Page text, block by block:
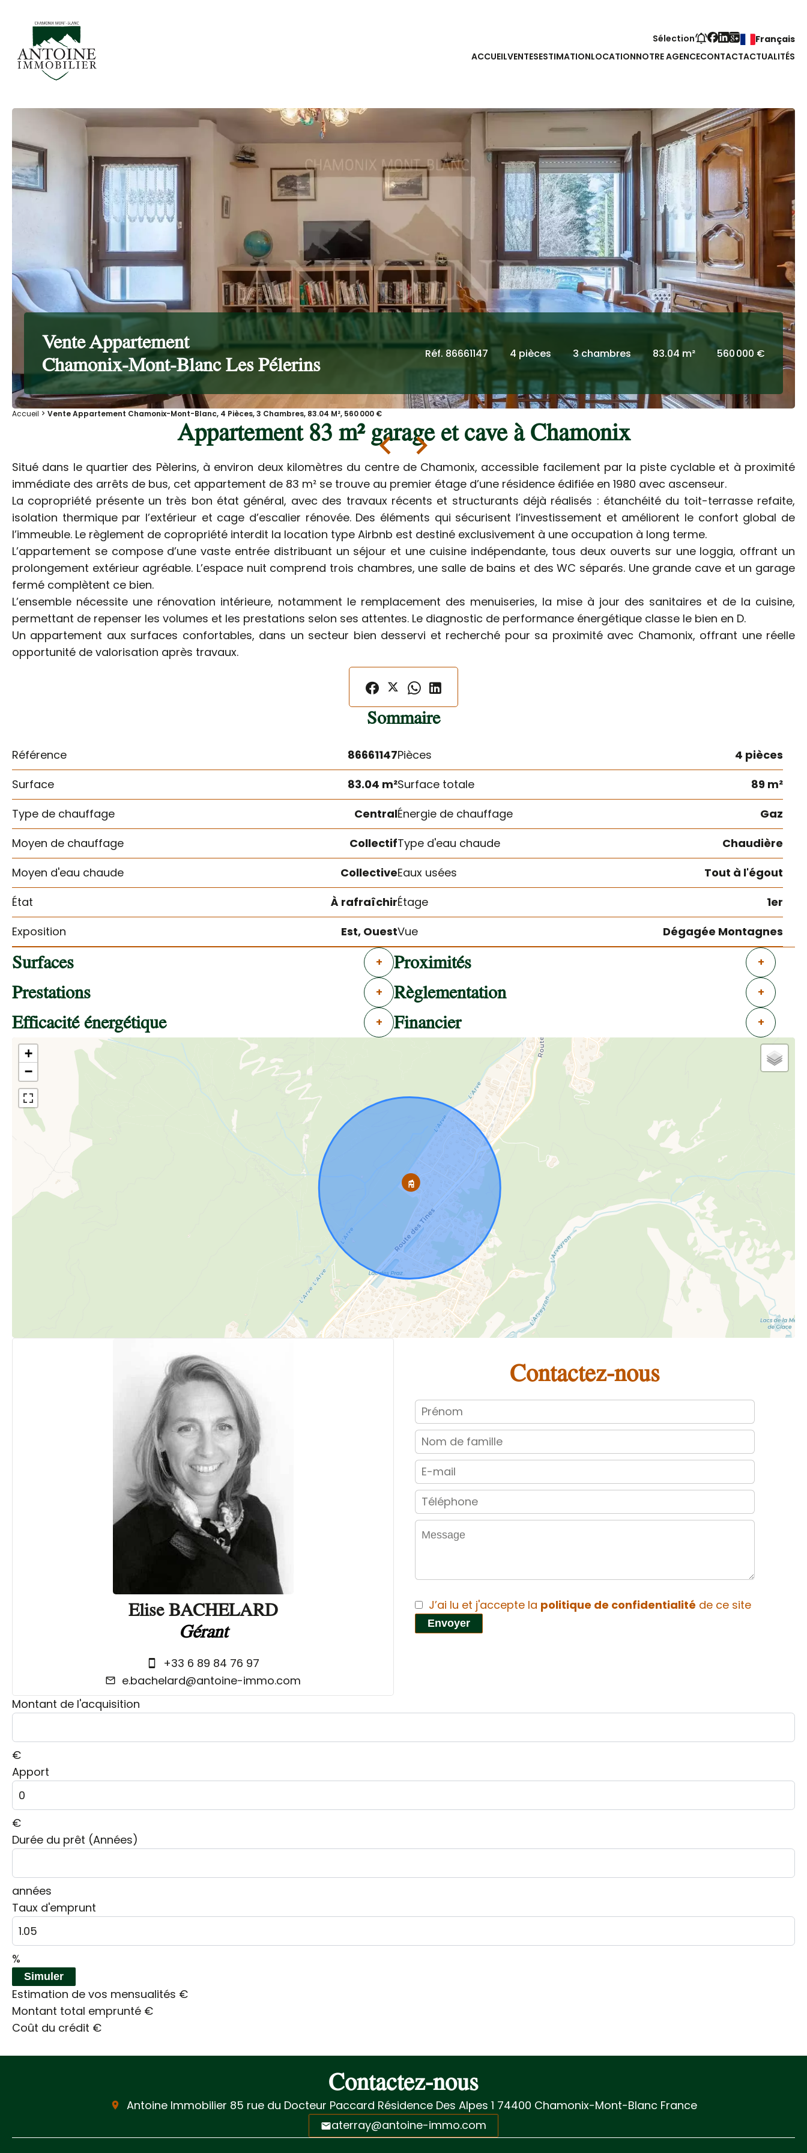
Sélection
Français
ACCUEILVENTESESTIMATIONLOCATIONNOTRE AGENCECONTACTACTUALITÉS
Vente Appartement
Chamonix-Mont-Blanc Les Pélerins
Réf. 86661147 4 pièces 3 chambres 83.04 m² 560 000 €
Accueil Vente Appartement Chamonix-Mont-Blanc, 4 Pièces, 3 Chambres, 83.04 M², 560 000 €
Appartement 83 m² garage et cave à Chamonix
Situé dans le quartier des Pèlerins, à environ deux kilomètres du centre de Chamonix, accessible facilement par la piste cyclable et à proximité
immédiate des arrêts de bus, cet appartement de 83 m² se trouve au premier étage d’une résidence édifiée en 1980 avec ascenseur.
La copropriété présente un très bon état général, avec des travaux récents et structurants déjà réalisés : étanchéité du toit-terrasse refaite,
isolation thermique par l’extérieur et cage d’escalier rénovée. Des éléments qui sécurisent l’investissement et améliorent le confort global de
l’immeuble. Le règlement de copropriété interdit la location type Airbnb est destiné exclusivement à une occupation à long terme.
L’appartement se compose d’une vaste entrée distribuant un séjour et une cuisine indépendante, tous deux ouverts sur une loggia, offrant un
prolongement extérieur agréable. L’espace nuit comprend trois chambres, une salle de bains et des WC séparés. Une grande cave et un garage
fermé complètent ce bien.
L’ensemble nécessite une rénovation intérieure, notamment le remplacement des menuiseries, la mise à jour des sanitaires et de la cuisine,
permettant de repenser les volumes et les prestations selon ses attentes. Le diagnostic de performance énergétique classe le bien en D.
Un appartement aux surfaces confortables, dans un secteur bien desservi et recherché pour sa proximité avec Chamonix, offrant une réelle
opportunité de valorisation après travaux.
Sommaire
Référence 86661147Pièces
4 pièces
Surface
83.04 m²Surface totale
89 m²
Type de chauffage
CentralÉnergie de chauffage
Gaz
Moyen de chauffage
CollectifType d'eau chaude
Chaudière
Moyen d'eau chaude
CollectiveEaux usées
Tout à l'égout
État
À rafraîchirÉtage
1er
Exposition
Est, OuestVue Dégagée Montagnes
Surfaces + Proximités +
Prestations + Règlementation +
Efficacité énergétique + Financier +
+
−
Elise BACHELARD
Gérant
+33 6 89 84 76 97
e.bachelard@antoine-immo.com
Contactez-nous
J’ai lu et j'accepte la politique de confidentialité de ce site
Envoyer
Montant de l'acquisition
€
Apport
€
Durée du prêt (Années)
années
Taux d'emprunt
%
Simuler
Estimation de vos mensualités €
Montant total emprunté €
Coût du crédit €
Contactez-nous
Antoine Immobilier 85 rue du Docteur Paccard Résidence Des Alpes 1 74400 Chamonix-Mont-Blanc France
aterray@antoine-immo.com